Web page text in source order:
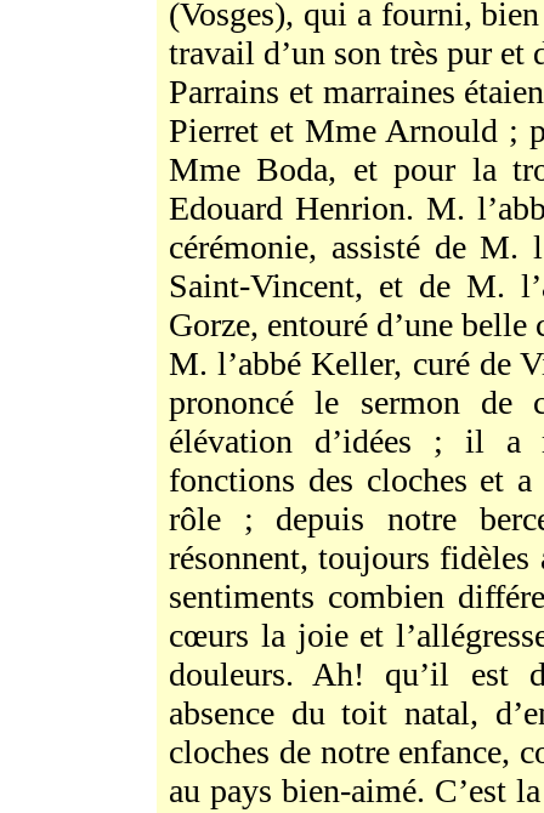
(Vosges), qui a fourni,
travail d’un son très pur et
Parrains et marraines
Pierret et Mme Arnould ;
Mme Boda, et pour la
Edouard Henrion. M.
cérémonie, assisté de M.
Saint-Vincent, et de M.
Gorze, entouré d’une belle
M. l’abbé Keller, curé de
prononcé le sermon de
élévation d’idées ; il a
fonctions des cloches et
rôle ; depuis notre
résonnent, toujours fidèles
sentiments combien
cœurs la joie et
douleurs. Ah! qu’il est
absence du toit natal,
cloches de notre enfance,
au pays bien-aimé. C’est